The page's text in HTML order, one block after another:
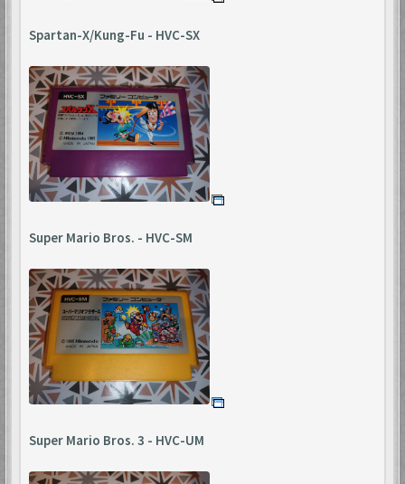
Spartan-X/Kung-Fu - HVC-SX
Super Mario Bros. - HVC-SM
Super Mario Bros. 3 - HVC-UM